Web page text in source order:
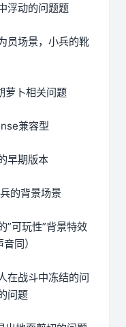
浮动的问题题
员场景，小兵的靴
萝卜相关问题
兼容型
早期版本
的背景场景
”可玩性”背景特效
同）
在战斗中冻结的问
问题